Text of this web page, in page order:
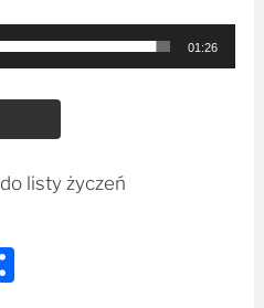
01:26
listy życzeń